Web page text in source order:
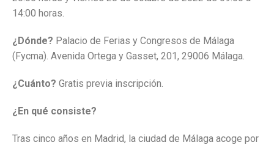
14:00 horas.
¿Dónde? Palacio de Ferias y Congresos de Málaga
(Fycma). Avenida Ortega y Gasset, 201, 29006 Málaga.
¿Cuánto? Gratis previa inscripción.
¿En qué consiste?
Tras cinco años en Madrid, la ciudad de Málaga acoge por